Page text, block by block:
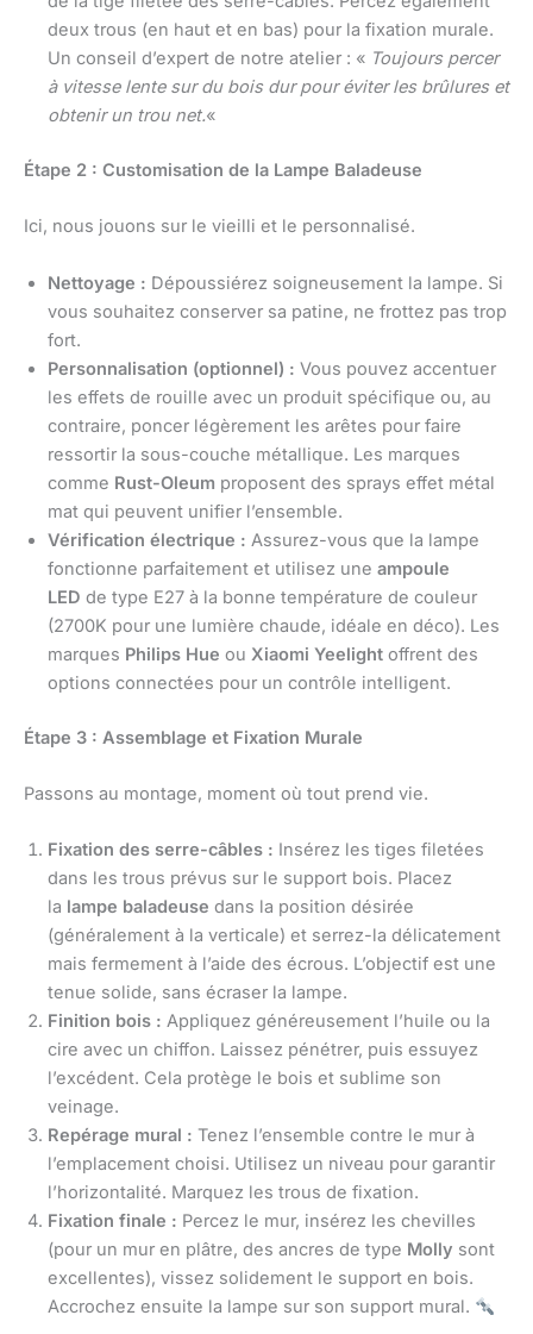
deux trous (en haut et en bas) pour la fixation murale.
Un conseil d’expert de notre atelier : « Toujours percer
à vitesse lente sur du bois dur pour éviter les brûlures et
obtenir un trou net.«
Étape 2 : Customisation de la Lampe Baladeuse
Ici, nous jouons sur le vieilli et le personnalisé.
Nettoyage : Dépoussiérez soigneusement la lampe. Si
vous souhaitez conserver sa patine, ne frottez pas trop
fort.
Personnalisation (optionnel) : Vous pouvez accentuer
les effets de rouille avec un produit spécifique ou, au
contraire, poncer légèrement les arêtes pour faire
ressortir la sous-couche métallique. Les marques
comme Rust-Oleum proposent des sprays effet métal
mat qui peuvent unifier l’ensemble.
Vérification électrique : Assurez-vous que la lampe
fonctionne parfaitement et utilisez une ampoule
LED de type E27 à la bonne température de couleur
(2700K pour une lumière chaude, idéale en déco). Les
marques Philips Hue ou Xiaomi Yeelight offrent des
options connectées pour un contrôle intelligent.
Étape 3 : Assemblage et Fixation Murale
Passons au montage, moment où tout prend vie.
Fixation des serre-câbles : Insérez les tiges filetées
dans les trous prévus sur le support bois. Placez
la lampe baladeuse dans la position désirée
(généralement à la verticale) et serrez-la délicatement
mais fermement à l’aide des écrous. L’objectif est une
tenue solide, sans écraser la lampe.
Finition bois : Appliquez généreusement l’huile ou la
cire avec un chiffon. Laissez pénétrer, puis essuyez
l’excédent. Cela protège le bois et sublime son
veinage.
Repérage mural : Tenez l’ensemble contre le mur à
l’emplacement choisi. Utilisez un niveau pour garantir
l’horizontalité. Marquez les trous de fixation.
Fixation finale : Percez le mur, insérez les chevilles
(pour un mur en plâtre, des ancres de type Molly sont
excellentes), vissez solidement le support en bois.
Accrochez ensuite la lampe sur son support mural.